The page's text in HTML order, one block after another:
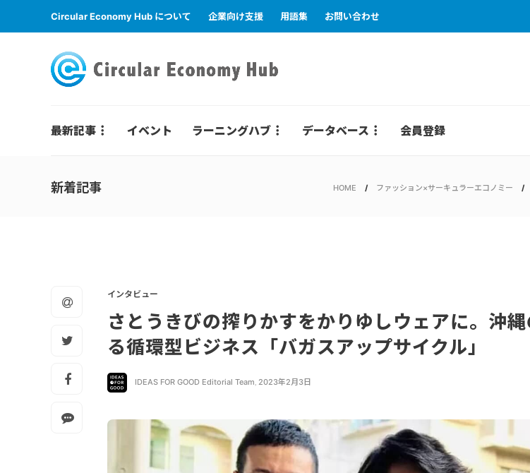
Circular Economy Hub について 企業向け支援 用語集 お問い合わせ
最新記事 イベント ラーニングハブ データベース 会員登録
新着記事 HOME ファッション×サーキュラーエコノミー
インタビュー
さとうきびの搾りかすをかりゆしウェアに。沖
る循環型ビジネス「バガスアップサイクル」
IDEAS FOR GOOD Editorial Team, 2023年2月3日